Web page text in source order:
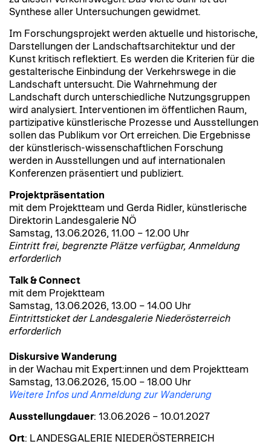
Synthese aller Untersuchungen gewidmet.
Im Forschungsprojekt werden aktuelle und historische,
Darstellungen der Landschaftsarchitektur und der
Kunst kritisch reflektiert. Es werden die Kriterien für die
gestalterische Einbindung der Verkehrswege in die
Landschaft untersucht. Die Wahrnehmung der
Landschaft durch unterschiedliche Nutzungsgruppen
wird analysiert. Interventionen im öffentlichen Raum,
partizipative künstlerische Prozesse und Ausstellungen
sollen das Publikum vor Ort erreichen. Die Ergebnisse
der künstlerisch-wissenschaftlichen Forschung
werden in Ausstellungen und auf internationalen
Konferenzen präsentiert und publiziert.
Projektpräsentation
mit dem Projektteam und Gerda Ridler, künstlerische
Direktorin Landesgalerie NÖ
Samstag, 13.06.2026, 11.00 – 12.00 Uhr
Eintritt frei, begrenzte Plätze verfügbar, Anmeldung
erforderlich
Talk & Connect
mit dem Projektteam
Samstag, 13.06.2026, 13.00 – 14.00 Uhr
Eintrittsticket der Landesgalerie Niederösterreich
erforderlich
Diskursive Wanderung
in der Wachau mit Expert:innen und dem Projektteam
Samstag, 13.06.2026, 15.00 – 18.00 Uhr
Weitere Infos und Anmeldung zur Wanderung
Ausstellungdauer: 13.06.2026 – 10.01.2027
Ort: LANDESGALERIE NIEDERÖSTERREICH